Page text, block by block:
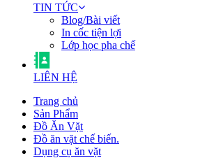
TIN TỨC
Blog/Bài viết
In cốc tiện lợi
Lớp học pha chế
LIÊN HỆ
Trang chủ
Sản Phẩm
Đồ Ăn Vặt
Đồ ăn vặt chế biến.
Dụng cụ ăn vặt